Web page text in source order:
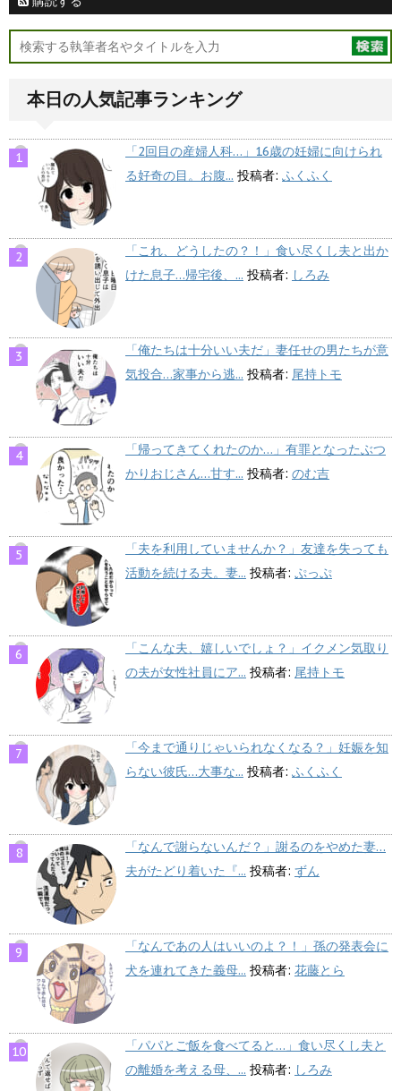
本日の人気記事ランキング
「2回目の産婦人科…」16歳の妊婦に向けられ
る好奇の目。お腹... 投稿者: ふくふく
「これ、どうしたの？！」食い尽くし夫と出か
けた息子…帰宅後、... 投稿者: しろみ
「俺たちは十分いい夫だ」妻任せの男たちが意
気投合…家事から逃... 投稿者: 尾持トモ
「帰ってきてくれたのか…」有罪となったぶつ
かりおじさん…甘す... 投稿者: のむ吉
「夫を利用していませんか？」友達を失っても
活動を続ける夫。妻... 投稿者: ぷっぷ
「こんな夫、嬉しいでしょ？」イクメン気取り
の夫が女性社員にア... 投稿者: 尾持トモ
「今まで通りじゃいられなくなる？」妊娠を知
らない彼氏…大事な... 投稿者: ふくふく
「なんで謝らないんだ？」謝るのをやめた妻…
夫がたどり着いた『... 投稿者: ずん
「なんであの人はいいのよ？！」孫の発表会に
犬を連れてきた義母... 投稿者: 花藤とら
「パパとご飯を食べてると…」食い尽くし夫と
の離婚を考える母、... 投稿者: しろみ